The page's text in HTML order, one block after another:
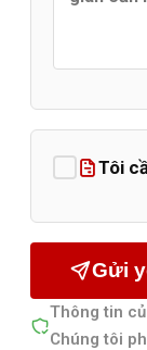
Tôi
Gửi
Thông tin
Chúng tôi